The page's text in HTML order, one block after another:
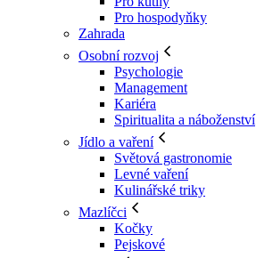
Pro hospodyňky
Zahrada
Osobní rozvoj
Psychologie
Management
Kariéra
Spiritualita a náboženství
Jídlo a vaření
Světová gastronomie
Levné vaření
Kulinářské triky
Mazlíčci
Kočky
Pejskové